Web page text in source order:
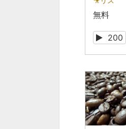
無料
200